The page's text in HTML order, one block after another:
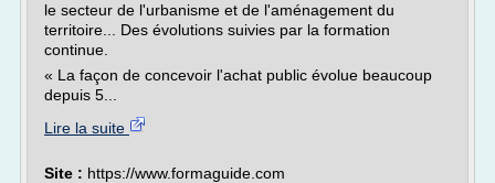
le secteur de l'urbanisme et de l'aménagement du
territoire... Des évolutions suivies par la formation
continue.
« La façon de concevoir l'achat public évolue beaucoup
depuis 5...
Lire la suite
Site : https://www.formaguide.com